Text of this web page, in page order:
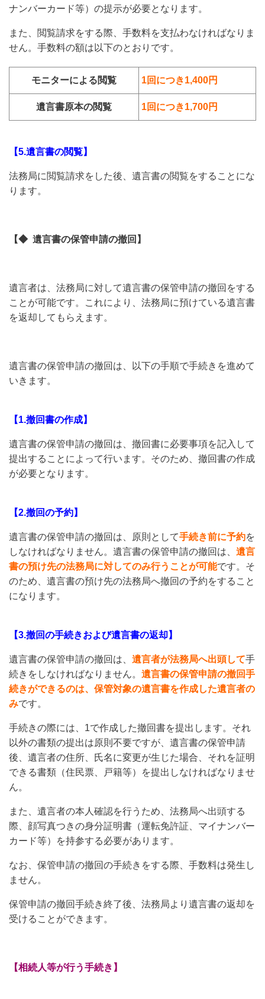
ナンバーカード等）の提示が必要となります。
また、閲覧請求をする際、手数料を支払わなければなりま
せん。手数料の額は以下のとおりです。
モニターによる閲覧 1回につき1,400円
遺言書原本の閲覧 1回につき1,700円
【5.遺言書の閲覧】
法務局に閲覧請求をした後、遺言書の閲覧をすることにな
ります。
【◆ 遺言書の保管申請の撤回】
遺言者は、法務局に対して遺言書の保管申請の撤回をする
ことが可能です。これにより、法務局に預けている遺言書
を返却してもらえます。
遺言書の保管申請の撤回は、以下の手順で手続きを進めて
いきます。
【1.撤回書の作成】
遺言書の保管申請の撤回は、撤回書に必要事項を記入して
提出することによって行います。そのため、撤回書の作成
が必要となります。
【2.撤回の予約】
遺言書の保管申請の撤回は、原則として手続き前に予約を
しなければなりません。遺言書の保管申請の撤回は、 遺言
書の預け先の法務局に対してのみ行うことが可能です。そ
のため、遺言書の預け先の法務局へ撤回の予約をすること
になります。
【3.撤回の手続きおよび遺言書の返却】
遺言書の保管申請の撤回は、 遺言者が法務局へ出頭して手
続きをしなければなりません。 遺言書の保管申請の撤回手
続きができるのは、保管対象の遺言書を作成した遺言者の
みです。
手続きの際には、1で作成した撤回書を提出します。それ
以外の書類の提出は原則不要ですが、遺言書の保管申請
後、遺言者の住所、氏名に変更が生じた場合、それを証明
できる書類（住民票、戸籍等）を提出しなければなりませ
ん。
また、遺言者の本人確認を行うため、法務局へ出頭する
際、顔写真つきの身分証明書（運転免許証、マイナンバー
カード等）を持参する必要があります。
なお、保管申請の撤回の手続きをする際、手数料は発生し
ません。
保管申請の撤回手続き終了後、法務局より遺言書の返却を
受けることができます。
【相続人等が行う手続き】